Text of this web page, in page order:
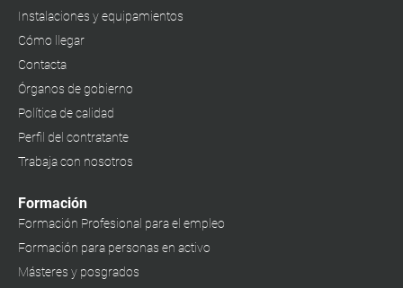
Instalaciones y equipamientos
Cómo llegar
Contacta
Órganos de gobierno
Política de calidad
Perfil del contratante
Trabaja con nosotros
Formación
Formación Profesional para el empleo
Formación para personas en activo
Másteres y posgrados